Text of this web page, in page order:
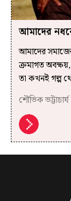
আমাদের
আমাদের
ক্রমাগত
তা কখনই গল্প
শৌভিক ভট্টাচার্য